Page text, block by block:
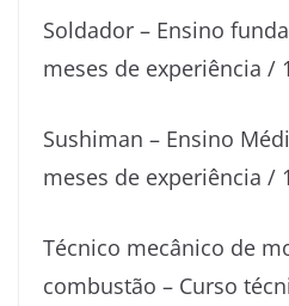
Soldador – Ensino
meses de experiência /
Sushiman – Ensino
meses de experiência /
Técnico mecânico de
combustão – Curso